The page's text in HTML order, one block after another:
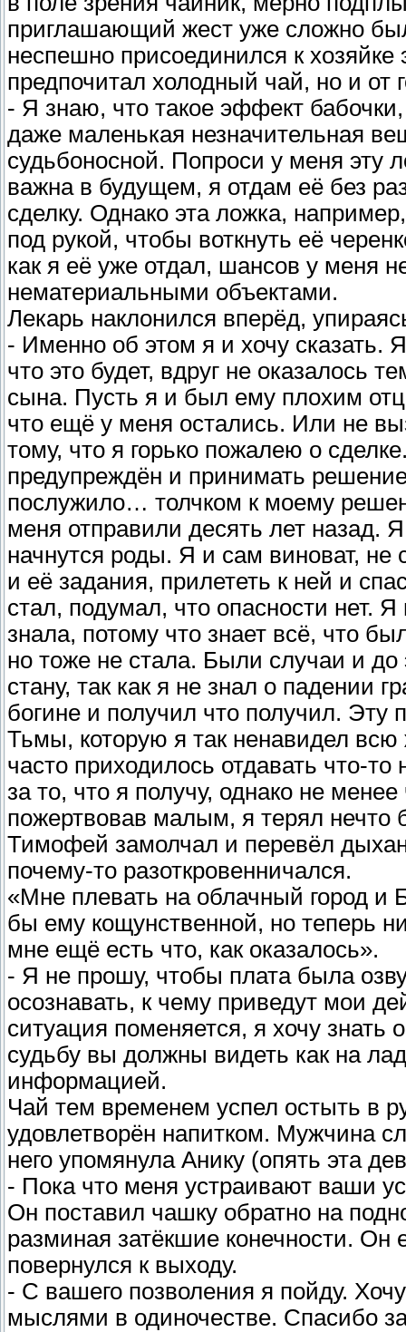
приглашающий жест уже сложно
неспешно присоединился к хозяйке
предпочитал холодный чай, но и от
- Я знаю, что такое эффект
даже маленькая незначительная
судьбоносной. Попроси у меня эту
важна в будущем, я отдам её без
сделку. Однако эта ложка,
под рукой, чтобы воткнуть её
как я её уже отдал, шансов у меня
нематериальными объектами.
Лекарь наклонился вперёд,
- Именно об этом я и хочу сказать.
что это будет, вдруг не оказалось
сына. Пусть я и был ему плохим
что ещё у меня остались. Или не
тому, что я горько пожалею о
предупреждён и принимать
послужило… толчком к моему
меня отправили десять лет назад.
начнутся роды. Я и сам виноват,
и её задания, прилететь к ней и
стал, подумал, что опасности нет.
знала, потому что знает всё, что
но тоже не стала. Были случаи и
стану, так как я не знал о падении
богине и получил что получил.
Тьмы, которую я так ненавидел всю
часто приходилось отдавать что-
за то, что я получу, однако не
пожертвовав малым, я терял нечто
Тимофей замолчал и перевёл
почему-то разоткровенничался.
«Мне плевать на облачный город и
бы ему кощунственной, но теперь
мне ещё есть что, как оказалось».
- Я не прошу, чтобы плата была
осознавать, к чему приведут мои
ситуация поменяется, я хочу
судьбу вы должны видеть как на
информацией.
Чай тем временем успел остыть в
удовлетворён напитком. Мужчина
него упомянула Анику (опять эта
- Пока что меня устраивают ваши
Он поставил чашку обратно на
разминая затёкшие конечности.
повернулся к выходу.
- С вашего позволения я пойду.
мыслями в одиночестве. Спасибо